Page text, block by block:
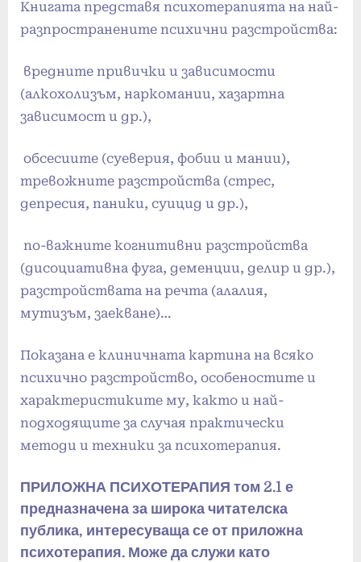
Книгата представя психотерапията на най-
разпространените психични разстройства:
вредните привички и зависимости
(алкохолизъм, наркомании, хазартна
зависимост и др.),
обсесиите (суеверия, фобии и мании),
тревожните разстройства (стрес,
депресия, паники, суицид и др.),
по-важните когнитивни разстройства
(дисоциативна фуга, деменции, делир и др.),
разстройствата на речта (алалия,
мутизъм, заекване)…
Показана е клиничната картина на всяко
психично разстройство, особеностите и
характеристиките му, както и най-
подходящите за случая практически
методи и техники за психотерапия.
ПРИЛОЖНА ПСИХОТЕРАПИЯ том 2.1 е
предназначена за широка читателска
публика, интересуваща се от приложна
психотерапия. Може да служи като